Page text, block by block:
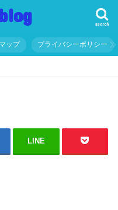
search
ップ プライバシーポリシー
LINE